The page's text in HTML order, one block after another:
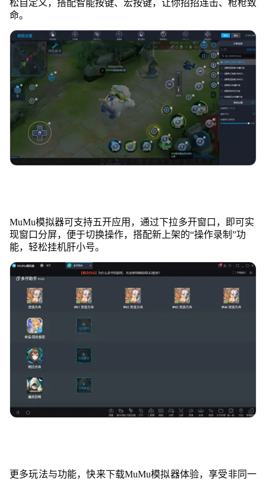
松自定义，搭配智能按键、宏按键，让你招招连击、枪枪致
命。
MuMu模拟器可支持五开应用，通过下拉多开窗口，即可实
现窗口分屏，便于切换操作，搭配新上架的“操作录制”功
能，轻松挂机肝小号。
更多玩法与功能，快来下载MuMu模拟器体验，享受非同一